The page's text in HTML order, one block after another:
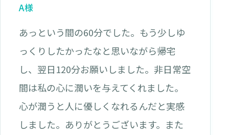
A様
あっという間の60分でした。もう少しゆ
っくりしたかったなと思いながら帰宅
し、翌日120分お願いしました。非日常空
間は私の心に潤いを与えてくれました。
心が潤うと人に優しくなれるんだと実感
しました。ありがとうございます。また